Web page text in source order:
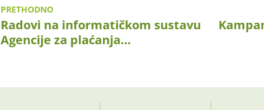
PRETHODNO
Radovi na informatičkom sustavu
Agencije za plaćanja…